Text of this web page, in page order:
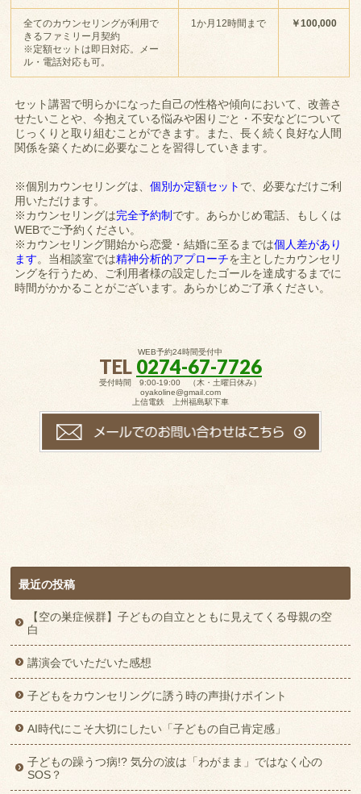
全てのカウンセリングが利用で
きるファミリー月契約
※定額セットは即日対応。メー
ル・電話対応も可。
1か月12時間まで ￥100,000
セット講習で明らかになった自己の性格や傾向において、改善さ
せたいことや、今抱えている悩みや困りごと・不安などについて
じっくりと取り組むことができます。また、長く続く良好な人間
関係を築くために必要なことを習得していきます。
※個別カウンセリングは、個別か定額セット で、必要なだけご利
用いただけます。
※カウンセリングは完全予約制 です。あらかじめ電話、もしくは
WEBでご予約ください。
※カウンセリング開始から恋愛・結婚に至るまでは個人差があり
ます。当相談室では精神分析的アプローチを主としたカウンセリ
ングを行うため、ご利用者様の設定したゴールを達成するまでに
時間がかかることがございます。あらかじめご了承ください。
WEB予約24時間受付中
TEL 0274-67-7726
受付時間 9:00-19:00 （木・土曜日休み）
oyakoline@gmail.com
上信電鉄 上州福島駅下車
最近の投稿
【空の巣症候群】子どもの自立とともに見えてくる母親の空
白
講演会でいただいた感想
子どもをカウンセリングに誘う時の声掛けポイント
AI時代にこそ大切にしたい「子どもの自己肯定感」
子どもの躁うつ病!? 気分の波は「わがまま」ではなく心の
SOS？